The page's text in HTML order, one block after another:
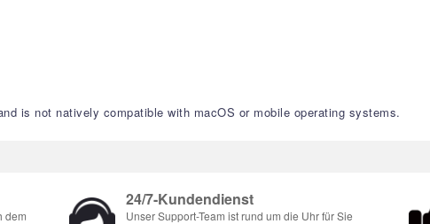
is not natively compatible with macOS or mobile operating systems.
dem
24/7-Kundendienst
Unser Support-Team ist rund um die Uhr für Sie